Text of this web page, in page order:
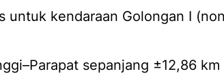
untuk kendaraan Golongan I
sepanjang ±12,86